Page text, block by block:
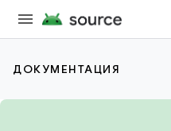
ДОКУМЕНТАЦИЯ